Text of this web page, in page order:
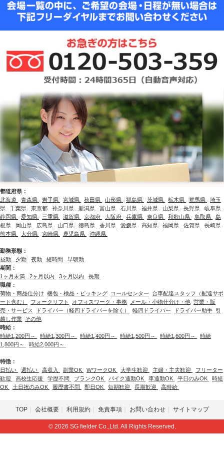
都道府県：
北海道
青森県 岩手県 宮城県 秋田県 山形県 福島県 茨城県 栃木県 群馬県
埼玉
県
千葉県 東京都 神奈川県 新潟県 富山県 石川県 福井県 山梨県 長野県
岐阜県
静岡県
愛知県 三重県 滋賀県 京都府 大阪府 兵庫県 奈良県 和歌山県 鳥取県
島
根県
岡山県 広島県 山口県 徳島県 香川県 愛媛県 高知県 福岡県 佐賀県
長崎県
熊本県
大分県 宮崎県 鹿児島県 沖縄県
勤務形態：
昼勤
夕勤 夜勤 短時間
早朝勤
期間：
1ヶ月未満
2ヶ月以内 3ヶ月以内
長期
職種：
荷物・商品仕分け 梱包・検品・ピッキング コールセンター
台車配達スタッフ（配達サポ
ート含む）
フォークリフト オフィスワーク・事務 メール・小物仕分け・他 営業・販
売・サービス
ドライバー（軽四ドライバーを除く） 軽四ドライバー ドライバー助手 引
越し作業 その他
時給：
時給1,200円～
時給1,300円～ 時給1,400円～ 時給1,500円～ 時給1,600円～
時給
1,800円～
時給2,000円～
特徴：
日払い
週払い 高収入 副業OK WワークOK 大学生歓迎 主婦・主夫歓迎
フリーター
歓迎
高校生応援 学歴不問 ブランクOK バイク通勤OK 車通勤OK 平日のみOK
時短
OK
土日祝のみOK 履歴書不問 即日OK 短期歓迎 長期歓迎 高時給
TOP 会社概要 利用規約 免責事項 お問い合わせ サイトマップ
© 2026 SG fielder Co.,Ltd. All Rights Reserved.